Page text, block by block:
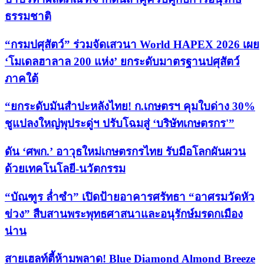
ธรรมชาติ
“กรมปศุสัตว์” ร่วมจัดเสวนา World HAPEX 2026 เผย
‘โมเดลฮาลาล 200 แห่ง’ ยกระดับมาตรฐานปศุสัตว์
ภาคใต้
“ยกระดับมันสำปะหลังไทย! ก.เกษตรฯ คุมใบด่าง 30%
ชูแปลงใหญ่พุประดู่ฯ ปรับโฉมสู่ ‘บริษัทเกษตรกร'”
ดัน ‘ศพก.’ อาวุธใหม่เกษตรกรไทย รับมือโลกผันผวน
ด้วยเทคโนโลยี-นวัตกรรม
“บัณฑูร ล่ำซำ” เปิดป้ายอาคารศรัทธา “อาศรมวัดหัว
ข่วง” สืบสานพระพุทธศาสนาและอนุรักษ์มรดกเมือง
น่าน
สายเฮลท์ตี้ห้ามพลาด! Blue Diamond Almond Breeze